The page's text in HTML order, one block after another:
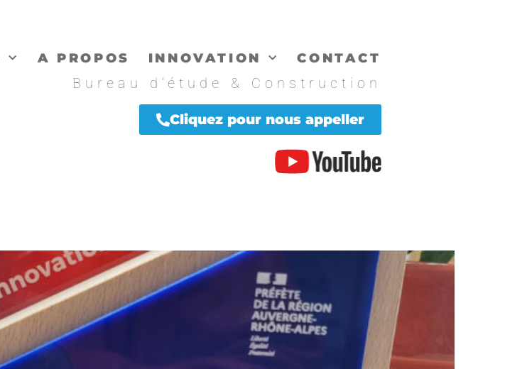
A PROPOS INNOVATION CONTACT
Bureau d’étude & Construction
Cliquez pour nous appeller